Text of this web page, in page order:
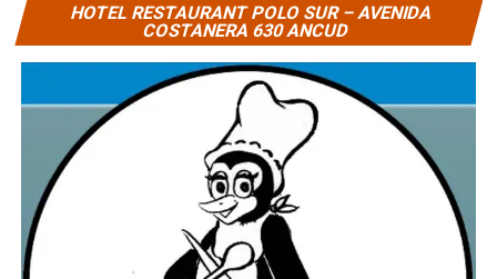
HOTEL RESTAURANT POLO SUR – AVENIDA
COSTANERA 630 ANCUD